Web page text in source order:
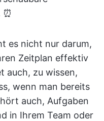
es nicht nur darum,
Zeitplan effektiv
auch, zu wissen,
wenn man bereits
auch, Aufgaben
in Ihrem Team oder